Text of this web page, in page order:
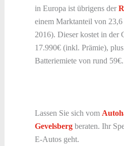
in Europa ist übrigens der
einem Marktanteil von 23,6
2016). Dieser kostet in der
17.990€ (inkl. Prämie),
Batteriemiete von rund 59€.
Lassen Sie sich vom
Gevelsbergberaten. Ihr
E-Autos geht.